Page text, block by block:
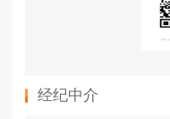
经纪中介